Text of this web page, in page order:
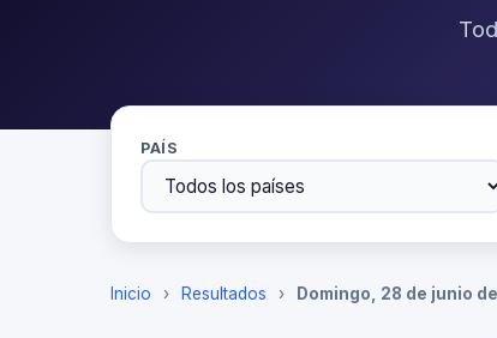
PAÍS
Inicio › Resultados › Domingo, 28 de junio